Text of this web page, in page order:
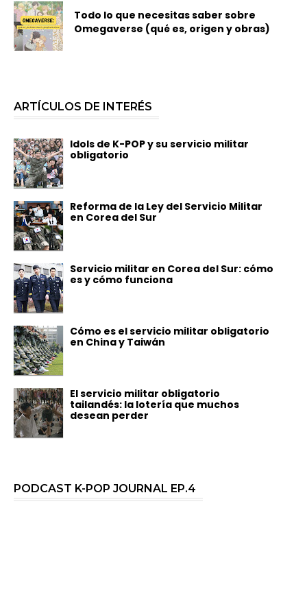
Todo lo que necesitas saber sobre
Omegaverse (qué es, origen y obras)
ARTÍCULOS DE INTERÉS
Idols de K-POP y su servicio militar
obligatorio
Reforma de la Ley del Servicio Militar
en Corea del Sur
Servicio militar en Corea del Sur: cómo
es y cómo funciona
Cómo es el servicio militar obligatorio
en China y Taiwán
El servicio militar obligatorio
tailandés: la lotería que muchos
desean perder
PODCAST K-POP JOURNAL EP.4